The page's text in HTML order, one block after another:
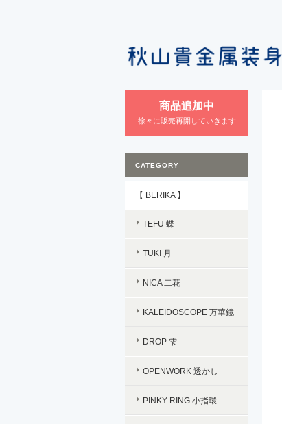
商品追加中
徐々に販売再開していきます
CATEGORY
【 BERIKA 】
TEFU 蝶
TUKI 月
NICA 二花
KALEIDOSCOPE 万華鏡
DROP 雫
OPENWORK 透かし
PINKY RING 小指環